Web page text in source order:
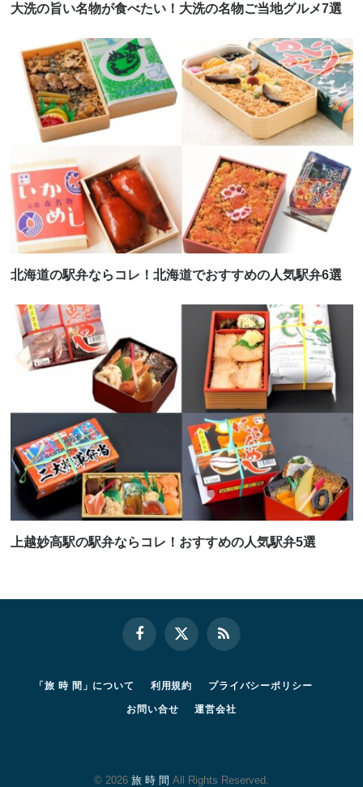
大洗の旨い名物が食べたい！大洗の名物ご当地グルメ7選
北海道の駅弁ならコレ！北海道でおすすめの人気駅弁6選
上越妙高駅の駅弁ならコレ！おすすめの人気駅弁5選
FacebookX
RSS
「旅 時 間」について 利用規約 プライバシーポリシー
お問い合せ 運営会社
© 2026 旅 時 間 All Rights Reserved.